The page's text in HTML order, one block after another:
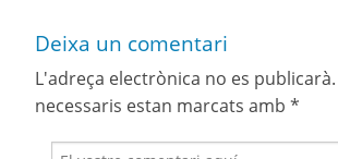
Deixa un comentari
L'adreça electrònica no es publicarà.
necessaris estan marcats amb *